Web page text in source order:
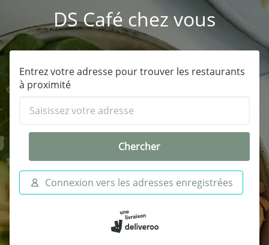
DS Café chez vous
Entrez votre adresse pour trouver les restaurants
à proximité
Chercher
Connexion vers les adresses enregistrées